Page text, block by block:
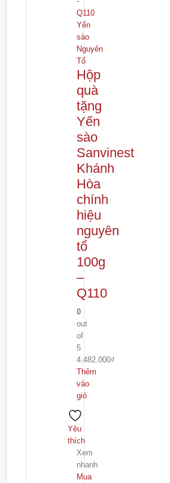
Yến
sào
Nguyên
Tổ
Hộp
quà
tặng
Yến
sào
Sanvinest
Khánh
Hòa
chính
hiệu
nguyên
tổ
100g
–
Q110
0
out
of
5
4.482.000₫
Thêm
vào
giỏ
Yêu
thích
Xem
nhanh
Mua